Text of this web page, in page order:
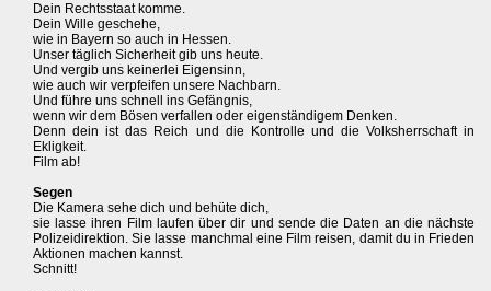
Dein Rechtsstaat komme.
Dein Wille geschehe,
wie in Bayern so auch in Hessen.
Unser täglich Sicherheit gib uns heute.
Und vergib uns keinerlei Eigensinn,
wie auch wir verpfeifen unsere Nachbarn.
Und führe uns schnell ins Gefängnis,
wenn wir dem Bösen verfallen oder eigenständigem Denken.
Denn dein ist das Reich und die Kontrolle und die Volksherrschaft in
Ekligkeit.
Film ab!
Segen
Die Kamera sehe dich und behüte dich,
sie lasse ihren Film laufen über dir und sende die Daten an die nächste
Polizeidirektion. Sie lasse manchmal eine Film reisen, damit du in Frieden
Aktionen machen kannst.
Schnitt!